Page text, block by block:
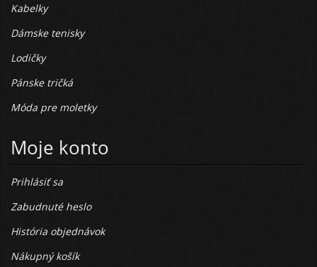
Kabelky
Dámske tenisky
Lodičky
Pánske tričká
Móda pre moletky
Moje konto
Prihlásiť sa
Zabudnuté heslo
História objednávok
Nákupný košík